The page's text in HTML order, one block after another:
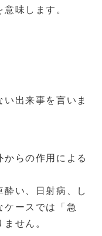
味します。
出来事を言いま
らの作用による
い、日射病、し
ケースでは「急
せん。